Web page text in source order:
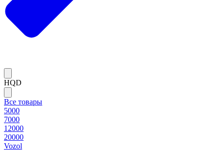
HQD
Все товары
5000
7000
12000
20000
Vozol